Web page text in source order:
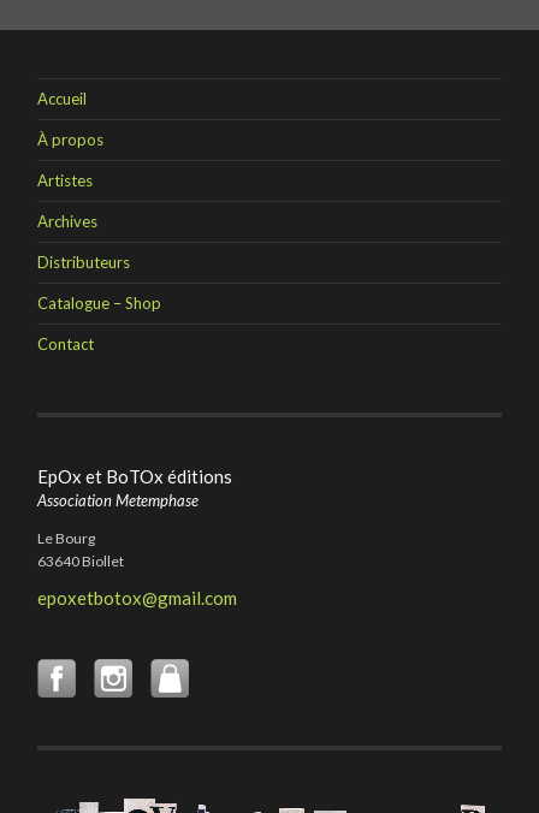
Accueil
À propos
Artistes
Archives
Distributeurs
Catalogue – Shop
Contact
EpOx et BoTOx éditions
Association Metemphase
Le Bourg
63640 Biollet
epoxetbotox@gmail.com